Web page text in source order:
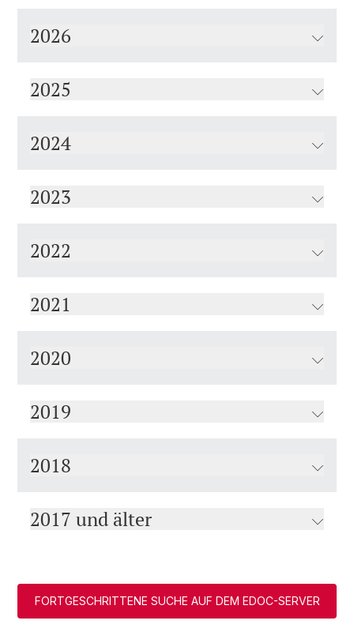
2026
2025
2024
2023
2022
2021
2020
2019
2018
2017 und älter
FORTGESCHRITTENE SUCHE AUF DEM EDOC-SERVER